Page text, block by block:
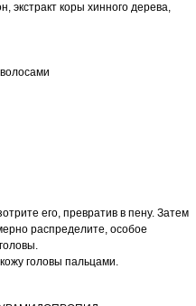
экстракт коры хинного дерева,
его, превратив в пену. Затем
распределите, особое
головы пальцами.